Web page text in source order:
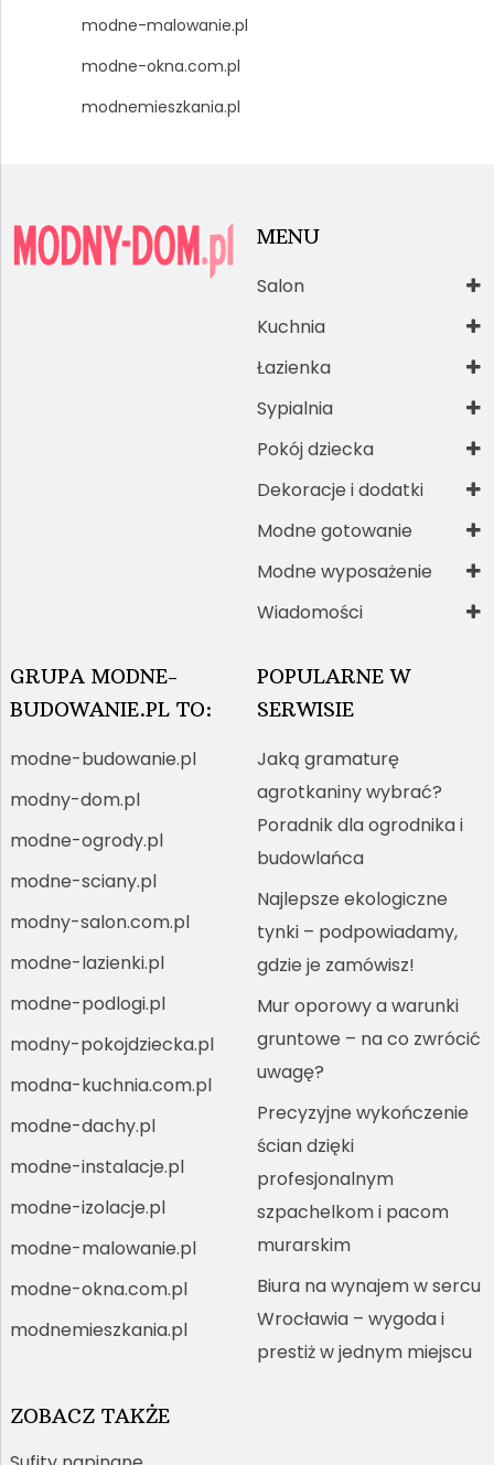
modne-malowanie.pl
modne-okna.com.pl
modnemieszkania.pl
MENU
Salon
Kuchnia
Łazienka
Sypialnia
Pokój dziecka
Dekoracje i dodatki
Modne gotowanie
Modne wyposażenie
Wiadomości
GRUPA MODNE-
BUDOWANIE.PL TO:
modne-budowanie.pl
modny-dom.pl
modne-ogrody.pl
modne-sciany.pl
modny-salon.com.pl
modne-lazienki.pl
modne-podlogi.pl
modny-pokojdziecka.pl
modna-kuchnia.com.pl
modne-dachy.pl
modne-instalacje.pl
modne-izolacje.pl
modne-malowanie.pl
modne-okna.com.pl
modnemieszkania.pl
POPULARNE W
SERWISIE
Jaką gramaturę
agrotkaniny wybrać?
Poradnik dla ogrodnika i
budowlańca
Najlepsze ekologiczne
tynki – podpowiadamy,
gdzie je zamówisz!
Mur oporowy a warunki
gruntowe – na co zwrócić
uwagę?
Precyzyjne wykończenie
ścian dzięki
profesjonalnym
szpachelkom i pacom
murarskim
Biura na wynajem w sercu
Wrocławia – wygoda i
prestiż w jednym miejscu
ZOBACZ TAKŻE